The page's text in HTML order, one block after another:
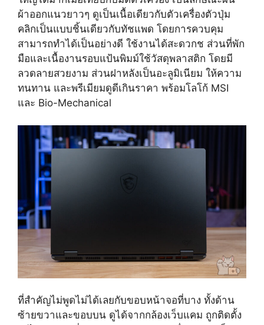
ผ้าออกแนวยาวๆ ดูเป็นเนื้อเดียวกับตัวเครื่องตัวปุ่ม
คลิกเป็นแบบชิ้นเดียวกับทัชแพด โดยการควบคุม
สามารถทำได้เป็นอย่างดี ใช้งานได้สะดวกช ส่วนที่พัก
มือและเนื้องานรอบแป้นพิมม์ใช้วัสดุพลาสติก โดยมี
ลวดลายสวยงาม ส่วนฝาหลังเป็นอะลูมิเนียม ให้ความ
ทนทาน และพรีเมียมดูดีเกินราคา พร้อมโลโก้ MSI
และ Bio-Mechanical
ที่สำคัญไม่พูดไม่ได้เลยกับขอบหน้าจอที่บาง ทั้งด้าน
ซ้ายขวาและขอบบน ดูได้จากกล้องเว็บแคม ถูกติดตั้ง